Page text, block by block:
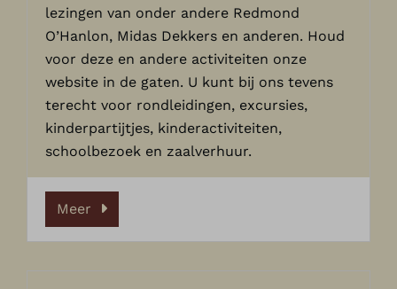
lezingen van onder andere Redmond
O’Hanlon, Midas Dekkers en anderen. Houd
voor deze en andere activiteiten onze
website in de gaten. U kunt bij ons tevens
terecht voor rondleidingen, excursies,
kinderpartijtjes, kinderactiviteiten,
schoolbezoek en zaalverhuur.
Meer